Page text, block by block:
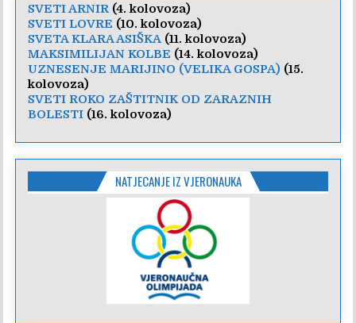
SVETI ARNIR(4. kolovoza)
SVETI LOVRE (10. kolovoza)
SVETA KLARA ASIŠKA (11. kolovoza)
MAKSIMILIJAN KOLBE (14. kolovoza)
UZNESENJE MARIJINO (VELIKA GOSPA) (15.
kolovoza)
SVETI ROKO ZAŠTITNIK OD ZARAZNIH
BOLESTI (16. kolovoza)
NATJECANJE IZ VJERONAUKA